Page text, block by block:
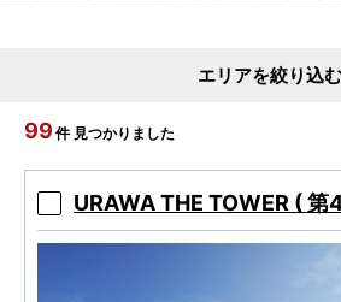
エリアを絞り込む
99 件 見つかりました
URAWA THE TOWER ( 第